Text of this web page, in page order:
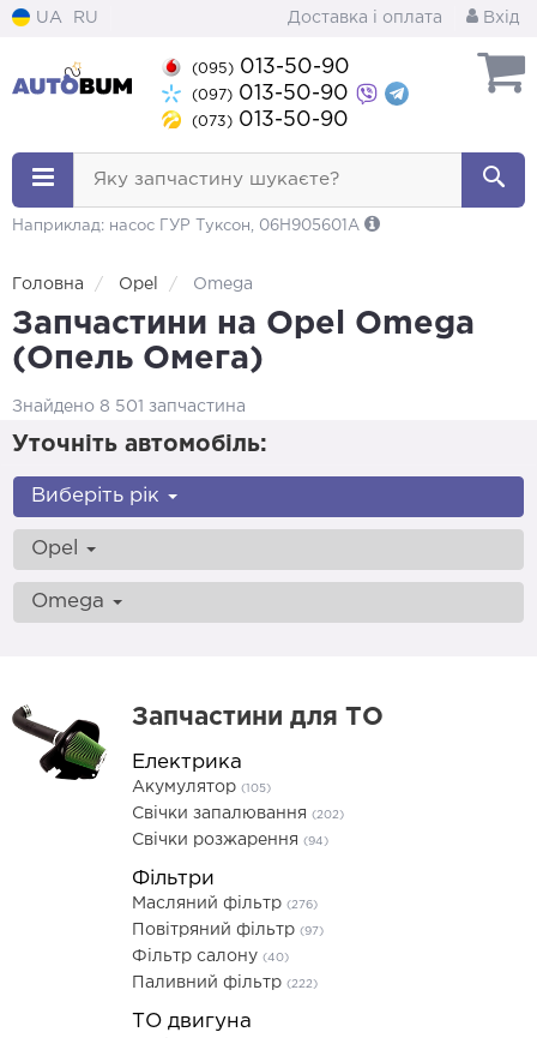
UA RU Доставка і оплата Вхід
(095) 013-50-90
(097) 013-50-90
(073) 013-50-90
Яку запчастину шукаєте?
Наприклад: насос ГУР Туксон, 06H905601A
Головна Opel Omega
Запчастини на Opel Omega
(Опель Омега)
Знайдено 8 501 запчастина
Уточніть автомобіль:
Виберіть рік
Opel
Omega
Запчастини для ТО
Електрика
Акумулятор (105)
Свічки запалювання (202)
Свічки розжарення (94)
Фільтри
Масляний фільтр (276)
Повітряний фільтр (97)
Фільтр салону (40)
Паливний фільтр (222)
ТО двигуна